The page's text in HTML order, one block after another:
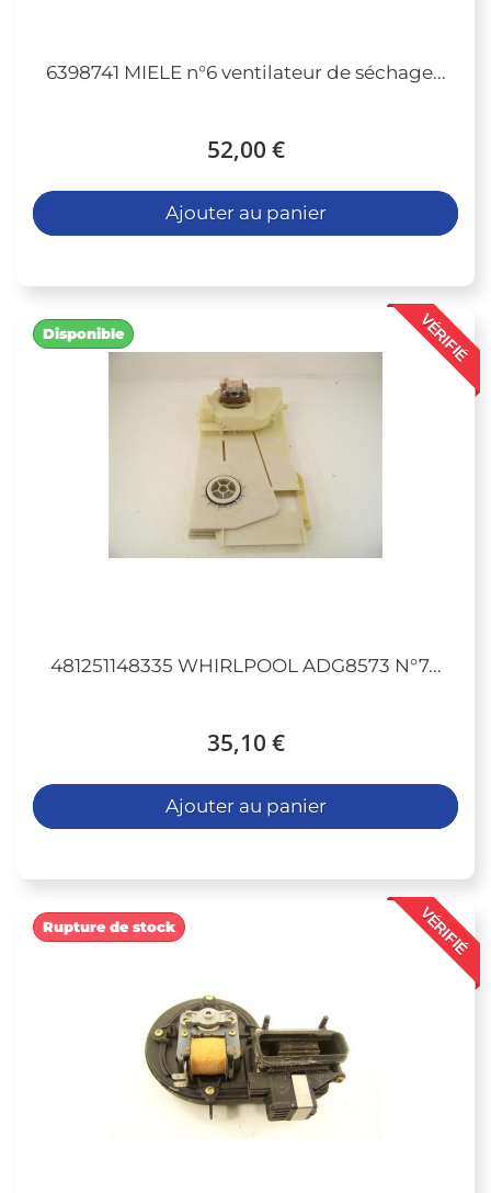
6398741 MIELE n°6 ventilateur de séchage...
52,00 €
Ajouter au panier
VÉRIFIÉ
481251148335 WHIRLPOOL ADG8573 N°7...
35,10 €
Disponible
Ajouter au panier
VÉRIFIÉ
Rupture de stock